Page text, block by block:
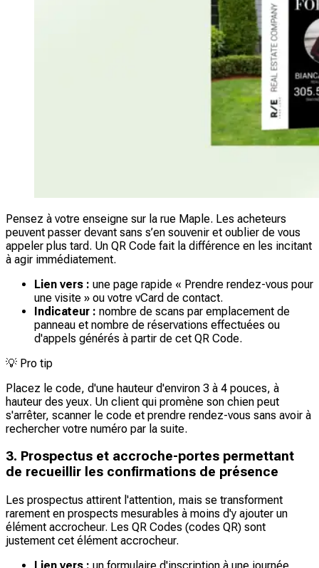
Pensez à votre enseigne sur la rue Maple. Les acheteurs
peuvent passer devant sans s’en souvenir et oublier de vous
appeler plus tard. Un QR Code fait la différence en les incitant
à agir immédiatement.
Lien vers : une page rapide « Prendre rendez-vous pour
une visite » ou votre vCard de contact.
Indicateur : nombre de scans par emplacement de
panneau et nombre de réservations effectuées ou
d'appels générés à partir de cet QR Code.
💡 Pro tip
Placez le code, d'une hauteur d'environ 3 à 4 pouces, à
hauteur des yeux. Un client qui promène son chien peut
s'arrêter, scanner le code et prendre rendez-vous sans avoir à
rechercher votre numéro par la suite.
3. Prospectus et accroche-portes permettant
de recueillir les confirmations de présence
Les prospectus attirent l'attention, mais se transforment
rarement en prospects mesurables à moins d'y ajouter un
élément accrocheur. Les QR Codes (codes QR) sont
justement cet élément accrocheur.